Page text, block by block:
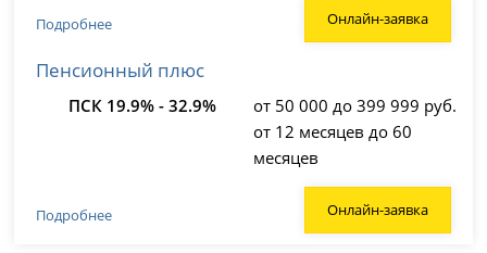
Подробнее Онлайн-заявка
Пенсионный плюс
ПСК 19.9% - 32.9%
от 50 000 до 399 999 руб.
от 12 месяцев до 60
месяцев
Подробнее Онлайн-заявка